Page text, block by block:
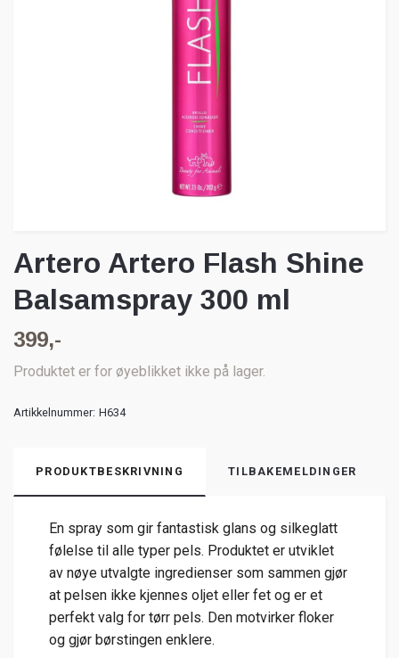
Artero Artero Flash Shine
Balsamspray 300 ml
399,-
Produktet er for øyeblikket ikke på lager.
Artikkelnummer: H634
PRODUKTBESKRIVNING TILBAKEMELDINGER
En spray som gir fantastisk glans og silkeglatt
følelse til alle typer pels. Produktet er utviklet
av nøye utvalgte ingredienser som sammen gjør
at pelsen ikke kjennes oljet eller fet og er et
perfekt valg for tørr pels. Den motvirker floker
og gjør børstingen enklere.